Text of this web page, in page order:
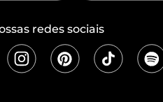
redes sociais